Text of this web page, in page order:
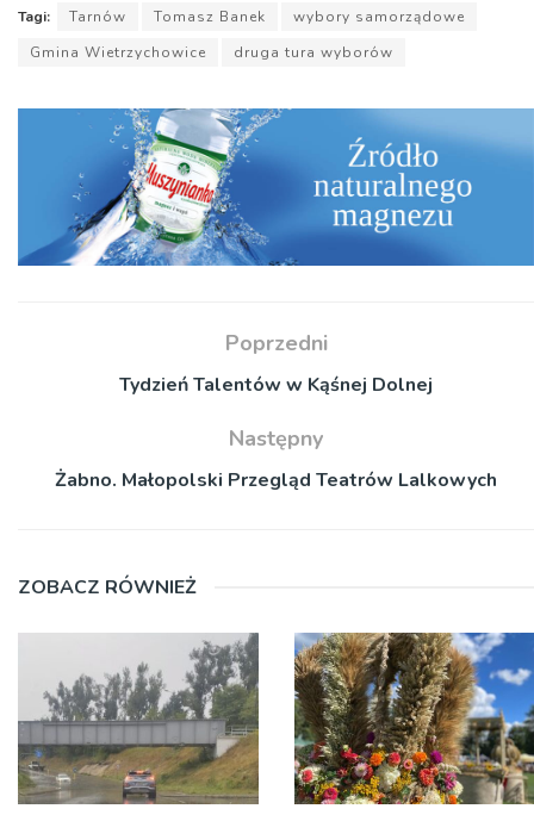
Tagi: Tarnów Tomasz Banek
wybory samorządowe
Gmina Wietrzychowice
druga tura wyborów
Poprzedni
Tydzień Talentów w Kąśnej Dolnej
Następny
Żabno. Małopolski Przegląd Teatrów Lalkowych
ZOBACZ RÓWNIEŻ